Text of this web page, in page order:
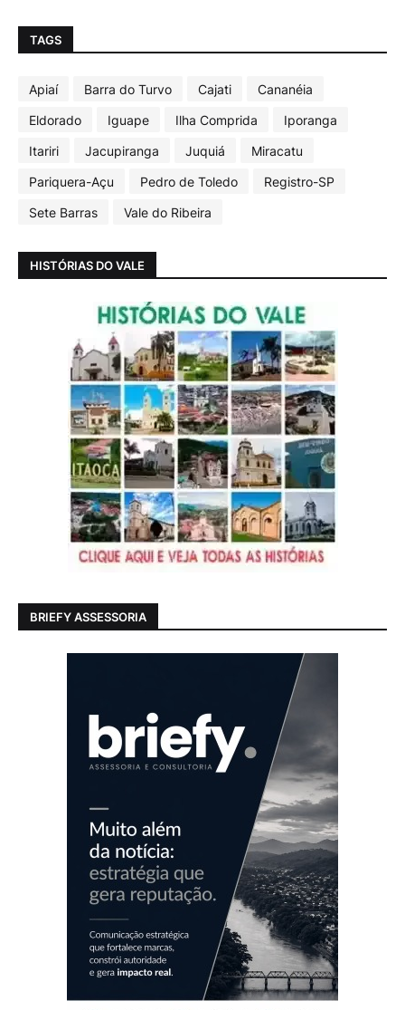
TAGS
Apiaí Barra do Turvo Cajati
Cananéia
Eldorado
Iguape Ilha Comprida
Iporanga
Itariri
Jacupiranga Juquiá
Miracatu
Pariquera-Açu
Pedro de Toledo
Registro-SP
Sete Barras
Vale do Ribeira
HISTÓRIAS DO VALE
BRIEFY ASSESSORIA